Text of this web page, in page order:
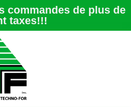
commandes de plus de
taxes!!!